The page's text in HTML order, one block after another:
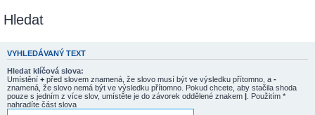
Hledat
VYHLEDÁVANÝ TEXT
Hledat klíčová slova:
Umístění + před slovem znamená, že slovo musí být ve výsledku přítomno, a -
znamená, že slovo nemá být ve výsledku přítomno. Pokud chcete, aby stačila shoda
pouze s jedním z více slov, umístěte je do závorek oddělené znakem | . Použitím *
nahradíte část slova